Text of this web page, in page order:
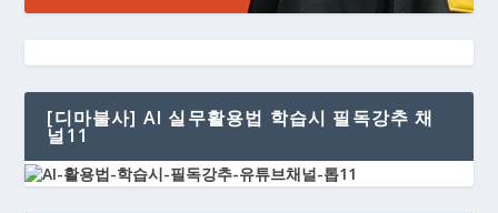
[디마불사] AI 실무활용법 학습시 필독강추 채
널11